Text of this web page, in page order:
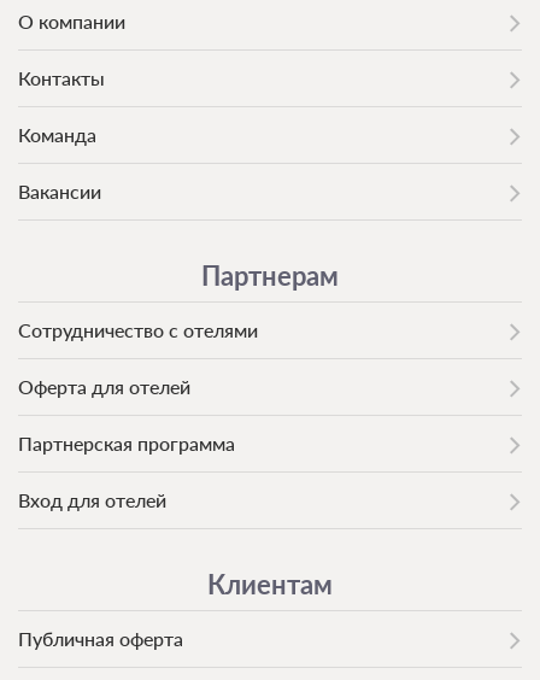
О компании
Контакты
Команда
Вакансии
Партнерам
Сотрудничество с отелями
Оферта для отелей
Партнерская программа
Вход для отелей
Клиентам
Публичная оферта